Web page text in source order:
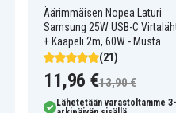
Äärimmäisen Nopea Laturi
Samsung 25W USB-C
+ Kaapeli 2m, 60W - Musta
(21)
11,96 €13,90 €
Lähetetään varastoltamme